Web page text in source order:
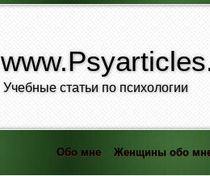
Учебные статьи по психологии
Обо мне Женщины обо